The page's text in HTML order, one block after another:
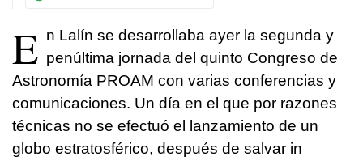
E n Lalín se desarrollaba ayer la segunda y
penúltima jornada del quinto Congreso de
Astronomía PROAM con varias conferencias y
comunicaciones. Un día en el que por razones
técnicas no se efectuó el lanzamiento de un
globo estratosférico, después de salvar in